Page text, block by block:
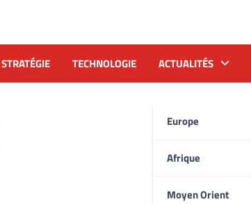
STRATÉGIE TECHNOLOGIE ACTUALITÉS
Europe
Afrique
Moyen Orient